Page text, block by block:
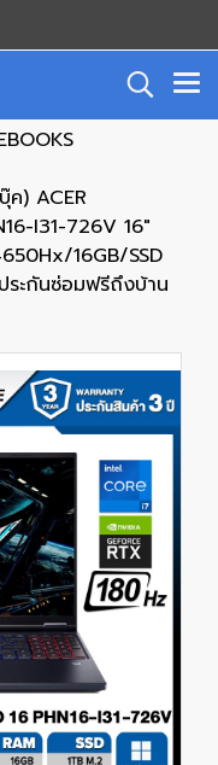
) ACER
I31-726V 16"
16GB/SSD
ระกันซ่อมฟรีถึงบ้าน